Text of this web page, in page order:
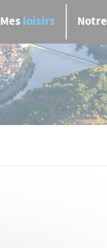
Mesloisirs Notre